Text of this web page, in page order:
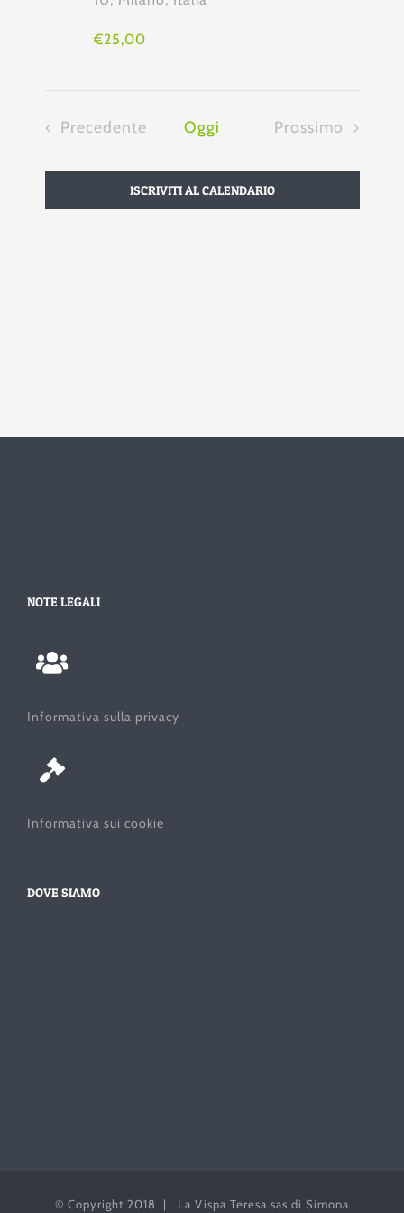
€25,00
Precedente
Oggi
Prossimo
ISCRIVITI AL CALENDARIO
NOTE LEGALI
Informativa sulla privacy
Informativa sui cookie
DOVE SIAMO
© Copyright 2018 | La Vispa Teresa sas di Simona